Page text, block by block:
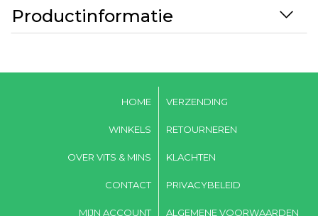
Productinformatie
HOME
WINKELS
OVER VITS & MINS
CONTACT
MIJN ACCOUNT
VERZENDING
RETOURNEREN
KLACHTEN
PRIVACYBELEID
ALGEMENE VOORWAARDEN